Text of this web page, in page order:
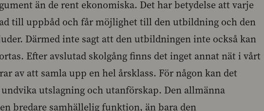
än de rent ekonomiska. Det har betydelse att varje
till uppbåd och får möjlighet till den utbildning och den
Därmed inte sagt att den utbildningen inte också kan
Efter avslutad skolgång finns det inget annat nät i vårt
av att samla upp en hel årsklass. För någon kan det
utslagning och utanförskap. Den allmänna
bredare samhällelig funktion, än bara den